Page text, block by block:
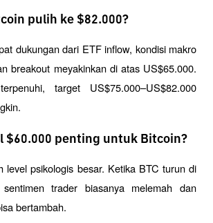
pulih ke $82.000?
dukungan dari ETF inflow, kondisi makro
breakout meyakinkan di atas US$65.000.
target US$75.000–US$82.000
$60.000 penting untuk Bitcoin?
level psikologis besar. Ketika BTC turun di
trader biasanya melemah dan
bertambah.